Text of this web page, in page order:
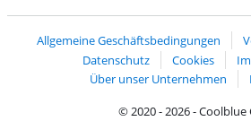
Allgemeine Geschäftsbedingungen
Datenschutz
Cookies
Über unser Unternehmen
© 2020 - 2026 - Coolblue